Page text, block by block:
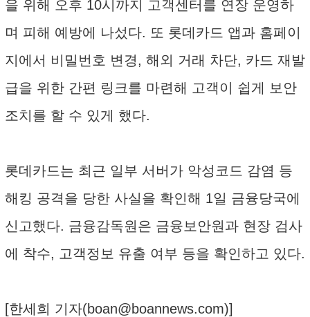
을 위해 오후 10시까지 고객센터를 연장 운영하
며 피해 예방에 나섰다. 또 롯데카드 앱과 홈페이
지에서 비밀번호 변경, 해외 거래 차단, 카드 재발
급을 위한 간편 링크를 마련해 고객이 쉽게 보안
조치를 할 수 있게 했다.
롯데카드는 최근 일부 서버가 악성코드 감염 등
해킹 공격을 당한 사실을 확인해 1일 금융당국에
신고했다. 금융감독원은 금융보안원과 현장 검사
에 착수, 고객정보 유출 여부 등을 확인하고 있다.
[한세희 기자(boan@boannews.com)]